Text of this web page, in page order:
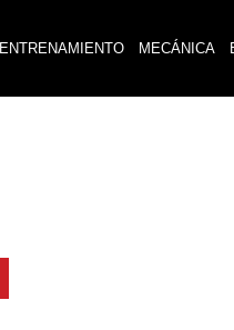
ENTRENAMIENTO MECÁNICA